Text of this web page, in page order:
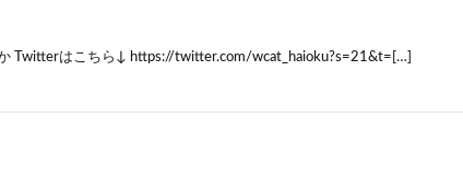
Twitterはこちら↓ https://twitter.com/wcat_haioku?s=21&t=[…]